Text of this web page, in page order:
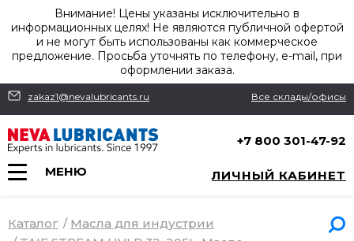
Внимание! Цены указаны исключительно в
информационных целях! Не являются публичной офертой
и не могут быть использованы как коммерческое
предложение. Просьба уточнять по телефону, e-mail, при
оформлении заказа.
zakaz1@nevalubricants.ru Все склады/офисы
+7 800 301-47-92
МЕНЮ ЛИЧНЫЙ КАБИНЕТ
Каталог / Масла для индустрии